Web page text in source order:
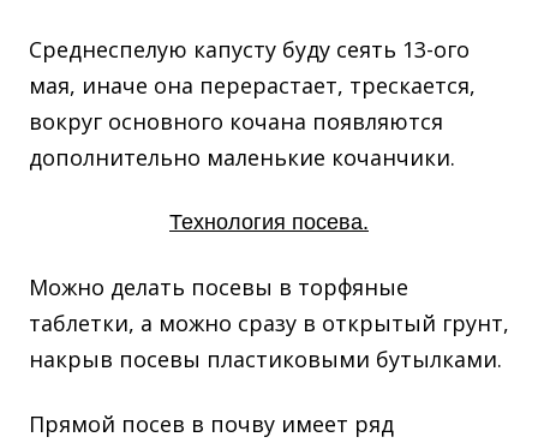
Среднеспелую капусту буду сеять 13-ого
мая, иначе она перерастает, трескается,
вокруг основного кочана появляются
дополнительно маленькие кочанчики.
Технология посева.
Можно делать посевы в торфяные
таблетки, а можно сразу в открытый грунт,
накрыв посевы пластиковыми бутылками.
Прямой посев в почву имеет ряд